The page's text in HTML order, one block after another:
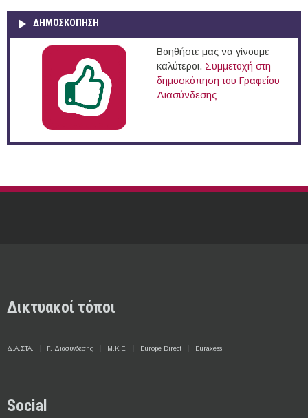
ΔΗΜΟΣΚΌΠΗΣΗ
Βοηθήστε μας να γίνουμε
καλύτεροι. Συμμετοχή στη
δημοσκόπηση του Γραφείου
Διασύνδεσης
Δικτυακοί τόποι
Δ.Α.ΣΤΑ. Γ. Διασύνδεσης Μ.Κ.Ε. Europe Direct Euraxess
Social